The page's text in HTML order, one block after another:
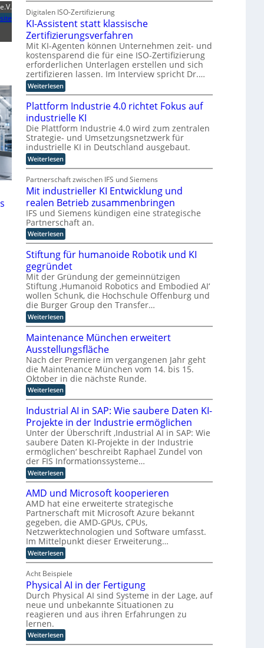
E
O
t
o
r
t
e
e
n
c
o
m
p
u
t
i
n
g
u
n
d
k
ü
n
s
t
l
i
c
h
e
r
I
n
t
e
l
i
g
e
n
z
z
o
p
i
m
i
e
r
e
n
L
o
g
i
s
t
i
k
p
o
I
-
E
i
n
s
a
t
z
n
i
m
m
t
i
n
d
e
r
D
A
C
H
-
I
n
d
u
s
t
r
i
e
z
u
Digitalen ISO-Zertifizierung
KI-Assistent statt klassische
Zertifizierungsverfahren
Mit KI-Agenten können Unternehmen zeit- und
kostensparend die für eine ISO-Zertifizierung
erforderlichen Unterlagen erstellen und sich
zertifizieren lassen. Im Interview spricht Dr.…
Weiterlesen:
K
-
A
s
s
i
s
t
e
n
t
s
t
a
t
t
k
l
a
s
s
i
s
c
h
e
Z
e
t
z
i
e
r
u
n
g
s
v
e
r
f
a
h
r
e
n
Plattform Industrie 4.0 richtet Fokus auf
industrielle KI
Die Plattform Industrie 4.0 wird zum zentralen
Strategie- und Umsetzungsnetzwerk für
industrielle KI in Deutschland ausgebaut.
Weiterlesen:
P
a
t
t
f
o
r
m
I
n
d
u
s
t
r
i
e
4
.
r
c
h
t
e
t
F
o
k
u
s
a
u
f
i
n
d
u
s
t
r
i
e
l
l
e
K
I
Partnerschaft zwischen IFS und Siemens
Mit industrieller KI Entwicklung und
realen Betrieb zusammenbringen
IFS und Siemens kündigen eine strategische
Partnerschaft an.
Weiterlesen:
M
i
t
i
n
d
u
s
t
r
i
l
e
r
K
I
E
n
w
i
c
k
l
u
n
g
u
n
d
r
e
a
l
e
n
B
e
t
i
e
b
z
s
a
m
Stiftung für humanoide Robotik und KI
gegründet
Mit der Gründung der gemeinnützigen
Stiftung ‚Humanoid Robotics and Embodied AI‘
wollen Schunk, die Hochschule Offenburg und
die Burger Group den Transfer…
Weiterlesen:
S
i
f
u
n
g
f
ü
h
u
m
a
n
o
i
d
e
R
o
b
o
t
i
k
u
n
d
K
g
e
g
r
n
d
e
Maintenance München erweitert
Ausstellungsfläche
Nach der Premiere im vergangenen Jahr geht
die Maintenance München vom 14. bis 15.
Oktober in die nächste Runde.
Weiterlesen:
M
i
n
t
e
n
a
n
c
e
M
ü
n
c
h
e
n
e
r
w
e
i
t
e
r
t
A
u
s
s
Industrial AI in SAP: Wie saubere Daten KI-
Projekte in der Industrie ermöglichen
Unter der Überschrift ‚Industrial AI in SAP: Wie
saubere Daten KI-Projekte in der Industrie
ermöglichen‘ beschreibt Raphael Zundel von
der FIS Informationssysteme…
Weiterlesen:
I
n
d
u
s
t
r
i
a
l
A
I
i
n
S
A
P
:
W
i
e
AMD und Microsoft kooperieren
AMD hat eine erweiterte strategische
Partnerschaft mit Microsoft Azure bekannt
gegeben, die AMD-GPUs, CPUs,
Netzwerktechnologien und Software umfasst.
Im Mittelpunkt dieser Erweiterung…
Weiterlesen:
A
M
D
u
n
d
M
i
r
o
Acht Beispiele
Physical AI in der Fertigung
Durch Physical AI sind Systeme in der Lage, auf
neue und unbekannte Situationen zu
reagieren und aus ihren Erfahrungen zu
lernen.
Weiterlesen:
P